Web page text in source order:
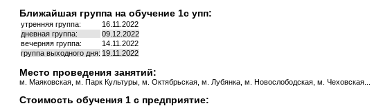
Ближайшая группа на обучение 1с упп:
утренняя группа:
16.11.2022
дневная группа:
09.12.2022
вечерняя группа:
14.11.2022
группа выходного дня: 19.11.2022
Место проведения занятий:
м. Маяковская, м. Парк Культуры, м. Октябрьская, м. Лубянка, м. Новослободская, м. Чеховская...
Стоимость обучения 1 с предприятие: